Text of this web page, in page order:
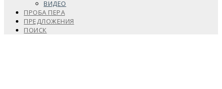
ВИДЕО
ПРОБА ПЕРА
ПРЕДЛОЖЕНИЯ
ПОИСК